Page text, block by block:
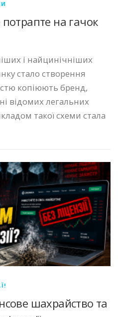
на гачок
і найцинічніших
стало створення
копіюють бренд,
відомих легальних
такої схеми стала
шахрайство та